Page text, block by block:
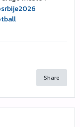
Share